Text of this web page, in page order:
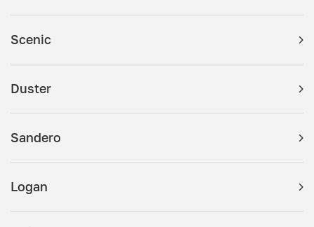
Scenic
Duster
Sandero
Logan